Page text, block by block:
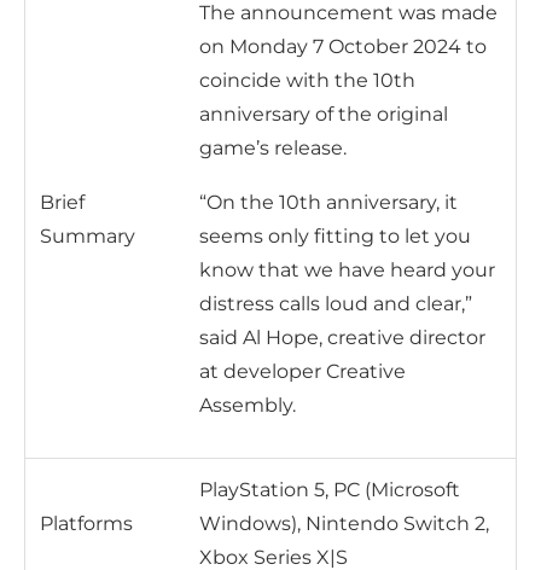
Brief
Summary
The announcement was made
on Monday 7 October 2024 to
coincide with the 10th
anniversary of the original
game’s release.
“On the 10th anniversary, it
seems only fitting to let you
know that we have heard your
distress calls loud and clear,”
said Al Hope, creative director
at developer Creative
Assembly.
Platforms
PlayStation 5, PC (Microsoft
Windows), Nintendo Switch 2,
Xbox Series X|S